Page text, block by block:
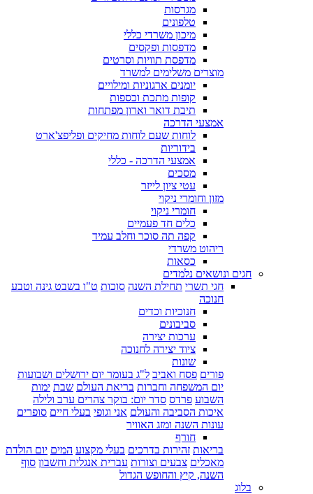
מגרסות
טלפונים
מיכון משרדי כללי
מדפסות ופקסים
מדפסת תוויות וסרטים
מוצרים משלימים למשרד
יומנים ארגוניות ומילויים
קופות מתכת וכספות
תיבת דואר וארון מפתחות
אמצעי הדרכה
לוחות שעם לוחות מחיקים ופליפצ'ארט
בידוריות
אמצעי הדרכה - כללי
מסכים
עטי ציון לייזר
מזון וחומרי ניקוי
חומרי ניקוי
כלים חד פעמיים
קפה תה סוכר וחלב עמיד
ריהוט משרדי
כסאות
חגים ונושאים נלמדים
חגי תשרי תחילת השנה סוכות ט"ו בשבט גינה וטבע
חנוכה
חנוכיות וכדים
סביבונים
ערכות יצירה
ציוד יצירה לחנוכה
שונות
פורים פסח ואביב ל"ג בעומר יום ירושלים ושבועות
יום המשפחה וחברות בריאת העולם שבת ימות
השבוע פרדס סדר יום: בוקר צהרים ערב ולילה
איכות הסביבה והעולם אני וגופי בעלי חיים סופרים
עונות השנה ומזג האוויר
חורף
בריאות זהירות בדרכים בעלי מקצוע המים יום הולדת
מאכלים צבעים וצורות עברית אנגלית וחשבון סוף
השנה, קיץ והחופש הגדול
בלוג